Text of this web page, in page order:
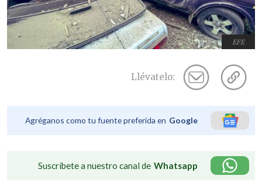
EFE
Llévatelo:
Agréganos como tu fuente preferida en Google
Suscríbete a nuestro canal de Whatsapp